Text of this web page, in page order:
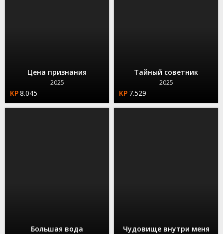
Цена признания
2025
8.045
Тайный советник
2025
7.529
Большая вода Чудовище внутри меня